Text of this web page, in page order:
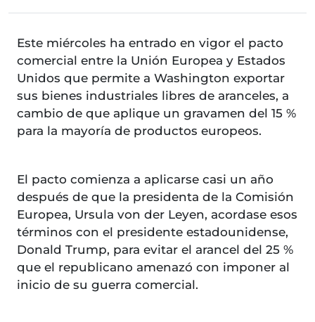
Este miércoles ha entrado en vigor el pacto
comercial entre la Unión Europea y Estados
Unidos que permite a Washington exportar
sus bienes industriales libres de aranceles, a
cambio de que aplique un gravamen del 15 %
para la mayoría de productos europeos.
El pacto comienza a aplicarse casi un año
después de que la presidenta de la Comisión
Europea, Ursula von der Leyen, acordase esos
términos con el presidente estadounidense,
Donald Trump, para evitar el arancel del 25 %
que el republicano amenazó con imponer al
inicio de su guerra comercial.